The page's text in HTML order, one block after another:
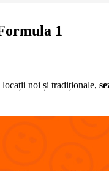
1
noi și tradiționale,